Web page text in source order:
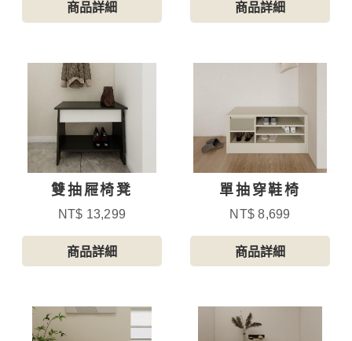
商品詳細 商品詳細
雙抽屜椅凳
NT$ 13,299
商品詳細
單抽穿鞋椅
NT$ 8,699
商品詳細